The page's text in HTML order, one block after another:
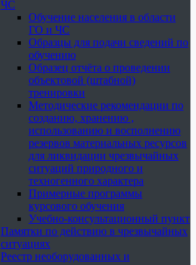
ЧС
Обучение населения в области
ГО и ЧС
Образцы для подачи сведений по
обучению
Образец отчёта о проведении
объектовой (штабной)
тренировки
Методические рекомендации по
созданию, хранению ,
использованию и восполнению
резервов материальных ресурсов
для ликвидации чрезвычайных
ситуаций природного и
техногенного характера
Примерные программы
курсового обучения
Учебно-консультационный пункт
Памятки по действию в чрезвычайных
ситуациях
Реестр необорудованных и